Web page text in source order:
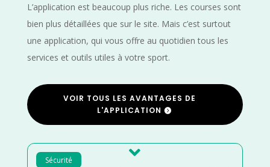
L’application est beaucoup plus riche. Les courses sont
bien plus détaillées que sur le site. Mais c’est surtout
une application, qui vous offre au quotidien tous les
services et outils utiles à votre sport.
VOIR TOUS LES AVANTAGES DE
L'APPLICATION
Sécurité 